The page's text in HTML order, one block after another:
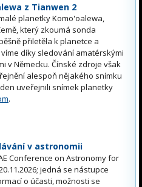
z Tianwen 2
planetky Komo'oalewa,
který zkoumá sonda
přiletěla k planetce a
díky sledování amatérskými
v Německu. Čínské zdroje však
alespoň nějakého snímku
uveřejnili snímek planetky
.
v astronomii
Conference on Astronomy for
jedná se nástupce
o účasti, možnosti se